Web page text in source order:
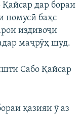
дар бораи
номусӣ баҳс
издивоҷи
маҷрӯҳ шуд.
Сабо Қайсар
қазияи ӯ аз